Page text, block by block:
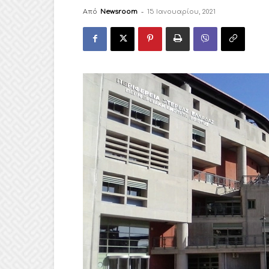
Από Newsroom - 15 Ιανουαρίου, 2021